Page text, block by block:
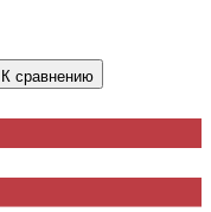
К сравнению